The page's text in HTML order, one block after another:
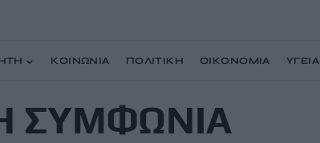
ΚΟΙΝΩΝΙΑ ΠΟΛΙΤΙΚΗ ΟΙΚΟΝΟΜΙΑ ΥΓΕΙΑ
ΣΥΜΦΩΝΙΑ